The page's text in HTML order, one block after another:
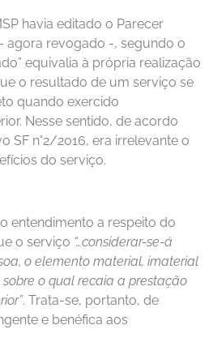
havia editado o Parecer
agora revogado -, segundo o
equivalia à própria realização
o resultado de um serviço se
quando exercido
Nesse sentido, de acordo
SF n°2/2016, era irrelevante o
do serviço.
entendimento a respeito do
o serviço “…considerar-se-á
o elemento material, imaterial
o qual recaia a prestação
. Trata-se, portanto, de
e benéfica aos